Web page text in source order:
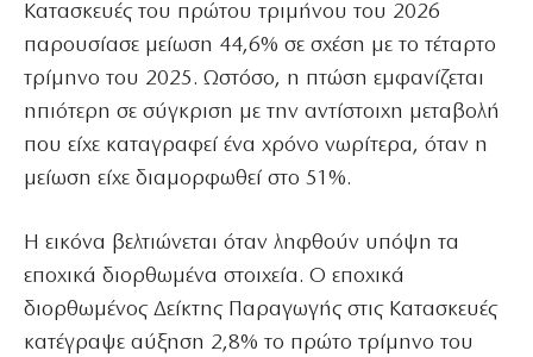
Κατασκευές του πρώτου τριμήνου του 2026
παρουσίασε μείωση 44,6% σε σχέση με το τέταρτο
τρίμηνο του 2025. Ωστόσο, η πτώση εμφανίζεται
ηπιότερη σε σύγκριση με την αντίστοιχη μεταβολή
που είχε καταγραφεί ένα χρόνο νωρίτερα, όταν η
μείωση είχε διαμορφωθεί στο 51%.
Η εικόνα βελτιώνεται όταν ληφθούν υπόψη τα
εποχικά διορθωμένα στοιχεία. Ο εποχικά
διορθωμένος Δείκτης Παραγωγής στις Κατασκευές
κατέγραψε αύξηση 2,8% το πρώτο τρίμηνο του